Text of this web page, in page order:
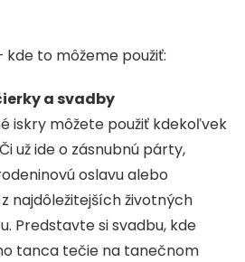
to môžeme použiť:
a svadby
iskry môžete použiť kdekoľvek
už ide o zásnubnú párty,
oslavu alebo
najdôležitejších životných
Predstavte si svadbu, kde
tanca tečie na tanečnom